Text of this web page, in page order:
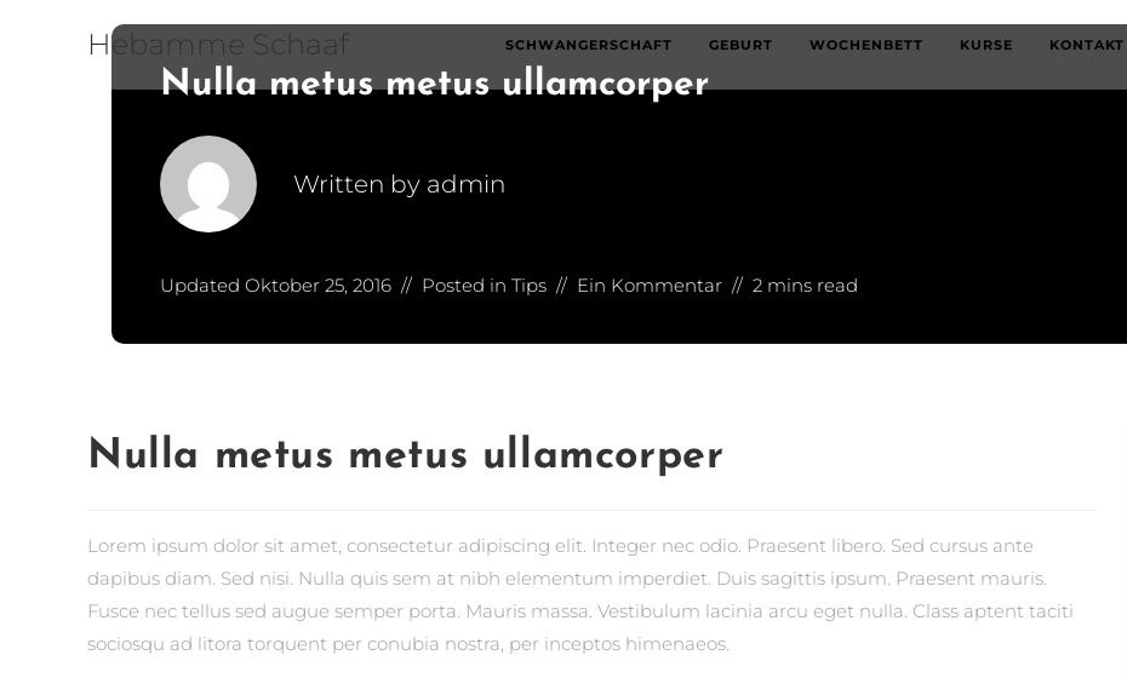
Hebamme Schaaf SCHWANGERSCHAFT GEBURT WOCHENBETT KURSE KONTAKT
Nulla metus metus ullamcorper
Written by admin
Updated Oktober 25, 2016 Posted in Tips Ein Kommentar 2 mins read
Nulla metus metus ullamcorper
Lorem ipsum dolor sit amet, consectetur adipiscing elit. Integer nec odio. Praesent libero. Sed cursus ante
dapibus diam. Sed nisi. Nulla quis sem at nibh elementum imperdiet. Duis sagittis ipsum. Praesent mauris.
Fusce nec tellus sed augue semper porta. Mauris massa. Vestibulum lacinia arcu eget nulla. Class aptent taciti
sociosqu ad litora torquent per conubia nostra, per inceptos himenaeos.